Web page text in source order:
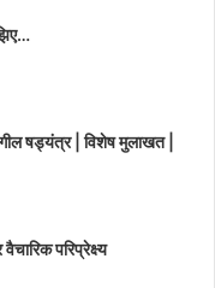
षड्यंत्र | विशेष मुलाखत |
परिप्रेक्ष्य